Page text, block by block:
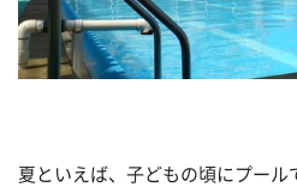
夏といえば、子どもの頃にプール